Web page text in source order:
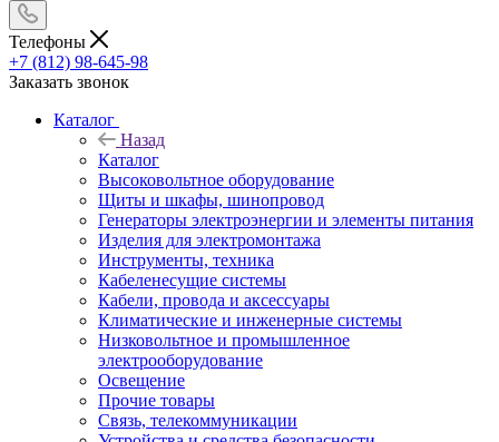
Телефоны
+7 (812) 98-645-98
Заказать звонок
Каталог
Назад
Каталог
Высоковольтное оборудование
Щиты и шкафы, шинопровод
Генераторы электроэнергии и элементы питания
Изделия для электромонтажа
Инструменты, техника
Кабеленесущие системы
Кабели, провода и аксессуары
Климатические и инженерные системы
Низковольтное и промышленное
электрооборудование
Освещение
Прочие товары
Связь, телекоммуникации